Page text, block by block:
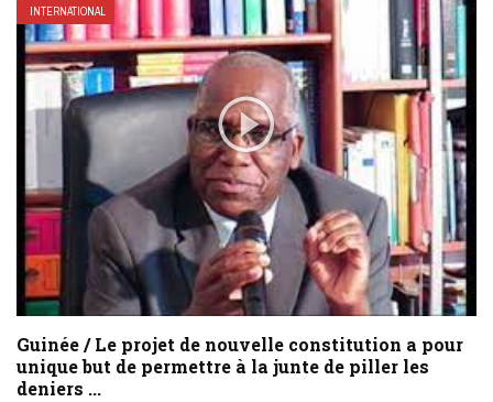
INTERNATIONAL
Guinée / Le projet de nouvelle constitution a pour
unique but de permettre à la junte de piller les
deniers ...